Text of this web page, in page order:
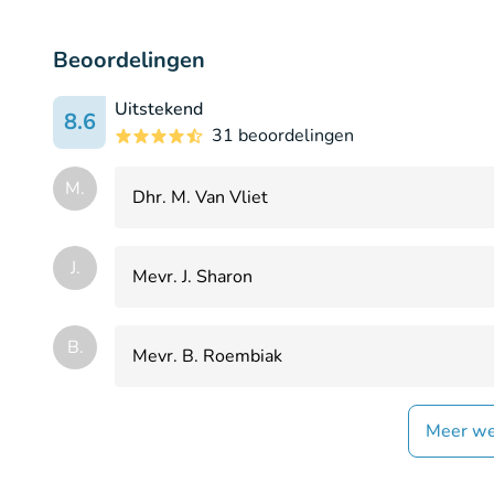
Beoordelingen
8.6
Uitstekend
31 beoordelingen
M. Dhr. M. Van Vliet
J. Mevr. J. Sharon
B. Mevr. B. Roembiak
Meer